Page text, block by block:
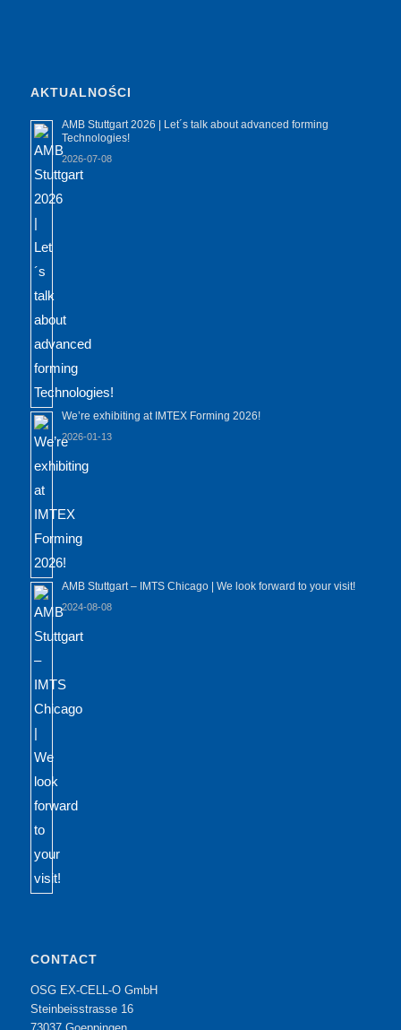
AKTUALNOŚCI
AMB Stuttgart 2026 | Let´s talk about advanced forming
Technologies!
2026-07-08
We’re exhibiting at IMTEX Forming 2026!
2026-01-13
AMB Stuttgart – IMTS Chicago | We look forward to your visit!
2024-08-08
CONTACT
OSG EX-CELL-O GmbH
Steinbeisstrasse 16